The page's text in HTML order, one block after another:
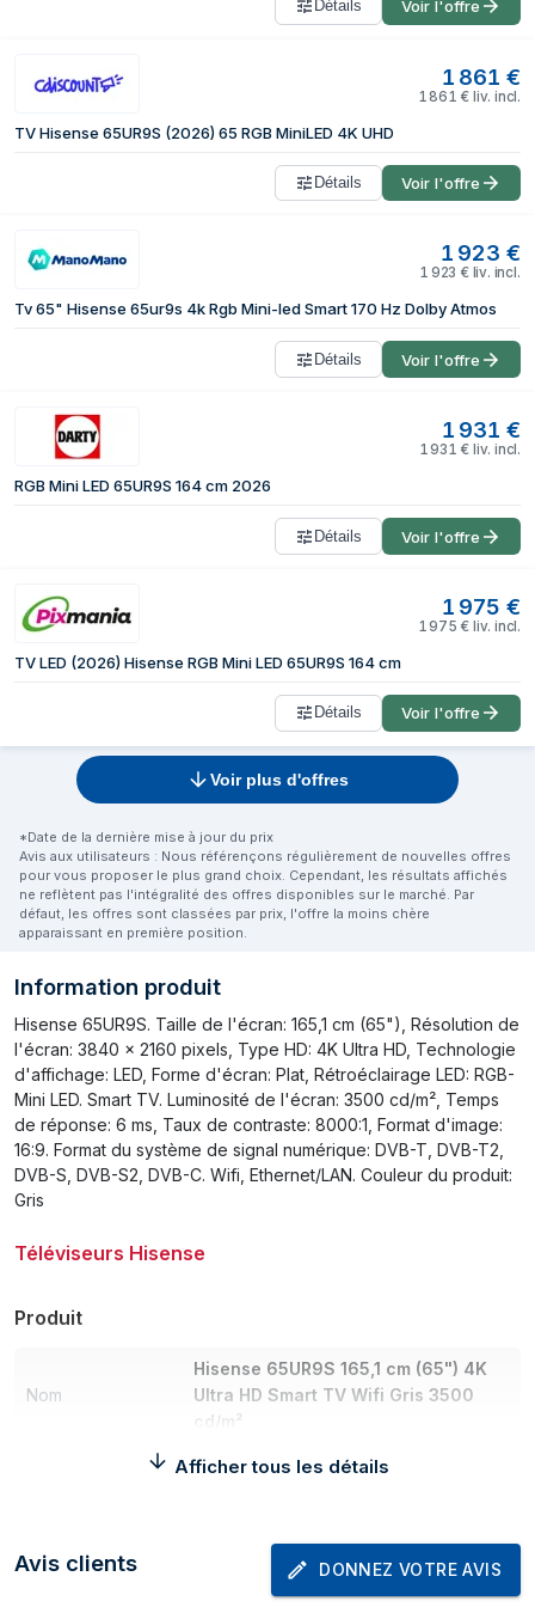
Détails Voir l'offre
1 861 €
1 861 € liv. incl.
TV Hisense 65UR9S (2026) 65 RGB MiniLED 4K UHD
Détails Voir l'offre
1 923 €
1 923 € liv. incl.
Tv 65" Hisense 65ur9s 4k Rgb Mini-led Smart 170 Hz Dolby Atmos
Détails Voir l'offre
1 931 €
1 931 € liv. incl.
RGB Mini LED 65UR9S 164 cm 2026
Détails Voir l'offre
1 975 €
1 975 € liv. incl.
TV LED (2026) Hisense RGB Mini LED 65UR9S 164 cm
Détails Voir l'offre
Voir plus d'offres
*Date de la dernière mise à jour du prix
Avis aux utilisateurs : Nous référençons régulièrement de nouvelles offres
pour vous proposer le plus grand choix. Cependant, les résultats affichés
ne reflètent pas l'intégralité des offres disponibles sur le marché. Par
défaut, les offres sont classées par prix, l'offre la moins chère
apparaissant en première position.
Information produit
Hisense 65UR9S. Taille de l'écran: 165,1 cm (65"), Résolution de
l'écran: 3840 x 2160 pixels, Type HD: 4K Ultra HD, Technologie
d'affichage: LED, Forme d'écran: Plat, Rétroéclairage LED: RGB-
Mini LED. Smart TV. Luminosité de l'écran: 3500 cd/m², Temps
de réponse: 6 ms, Taux de contraste: 8000:1, Format d'image:
16:9. Format du système de signal numérique: DVB-T, DVB-T2,
DVB-S, DVB-S2, DVB-C. Wifi, Ethernet/LAN. Couleur du produit:
Gris
Téléviseurs Hisense
Produit
Nom
Hisense 65UR9S 165,1 cm (65") 4K
Ultra HD Smart TV Wifi Gris 3500
cd/m²
Téléviseurs
Écran
Afficher tous les détails
Avis clients DONNEZ VOTRE AVIS